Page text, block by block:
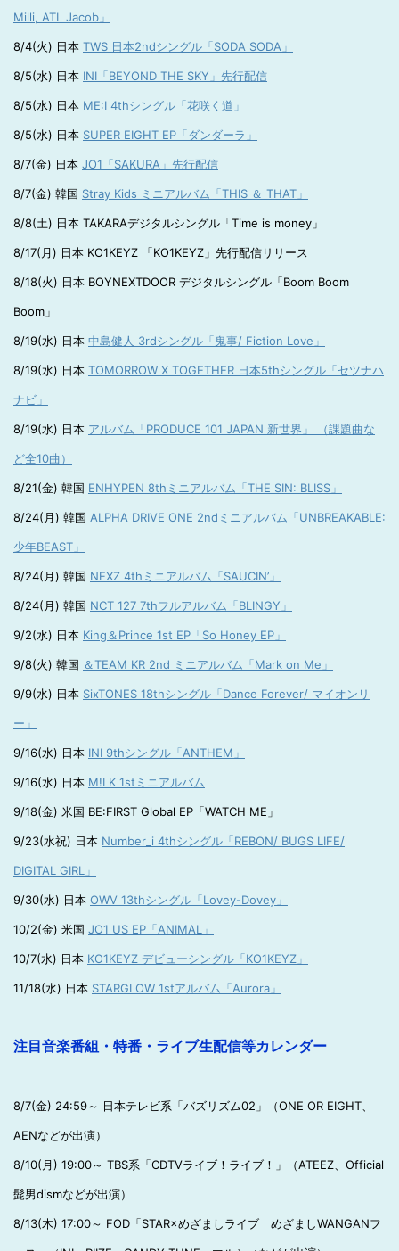
Milli, ATL Jacob」
8/4(火) 日本 TWS 日本2ndシングル「SODA SODA」
8/5(水) 日本 INI「BEYOND THE SKY」先行配信
8/5(水) 日本 ME:I 4thシングル「花咲く道」
8/5(水) 日本 SUPER EIGHT EP「ダンダーラ」
8/7(金) 日本 JO1「SAKURA」先行配信
8/7(金) 韓国 Stray Kids ミニアルバム「THIS ＆ THAT」
8/8(土) 日本 TAKARAデジタルシングル「Time is money」
8/17(月) 日本 KO1KEYZ 「KO1KEYZ」先行配信リリース
8/18(火) 日本 BOYNEXTDOOR デジタルシングル「Boom Boom
Boom」
8/19(水) 日本 中島健人 3rdシングル「鬼事/ Fiction Love」
8/19(水) 日本 TOMORROW X TOGETHER 日本5thシングル「セツナハ
ナビ」
8/19(水) 日本 アルバム「PRODUCE 101 JAPAN 新世界」 （課題曲な
ど全10曲）
8/21(金) 韓国 ENHYPEN 8thミニアルバム「THE SIN: BLISS」
8/24(月) 韓国 ALPHA DRIVE ONE 2ndミニアルバム「UNBREAKABLE:
少年BEAST」
8/24(月) 韓国 NEXZ 4thミニアルバム「SAUCIN’」
8/24(月) 韓国 NCT 127 7thフルアルバム「BLINGY」
9/2(水) 日本 King＆Prince 1st EP「So Honey EP」
9/8(火) 韓国 ＆TEAM KR 2nd ミニアルバム「Mark on Me」
9/9(水) 日本 SixTONES 18thシングル「Dance Forever/ マイオンリ
ー」
9/16(水) 日本 INI 9thシングル「ANTHEM」
9/16(水) 日本 M!LK 1stミニアルバム
9/18(金) 米国 BE:FIRST Global EP「WATCH ME」
9/23(水祝) 日本 Number_i 4thシングル「REBON/ BUGS LIFE/
DIGITAL GIRL」
9/30(水) 日本 OWV 13thシングル「Lovey-Dovey」
10/2(金) 米国 JO1 US EP「ANIMAL」
10/7(水) 日本 KO1KEYZ デビューシングル「KO1KEYZ」
11/18(水) 日本 STARGLOW 1stアルバム「Aurora」
注目音楽番組・特番・ライブ生配信等カレンダー
8/7(金) 24:59～ 日本テレビ系「バズリズム02」（ONE OR EIGHT、
AENなどが出演）
8/10(月) 19:00～ TBS系「CDTVライブ！ライブ！」（ATEEZ、Official
髭男dismなどが出演）
8/13(木) 17:00～ FOD「STAR×めざましライブ｜めざましWANGANフ